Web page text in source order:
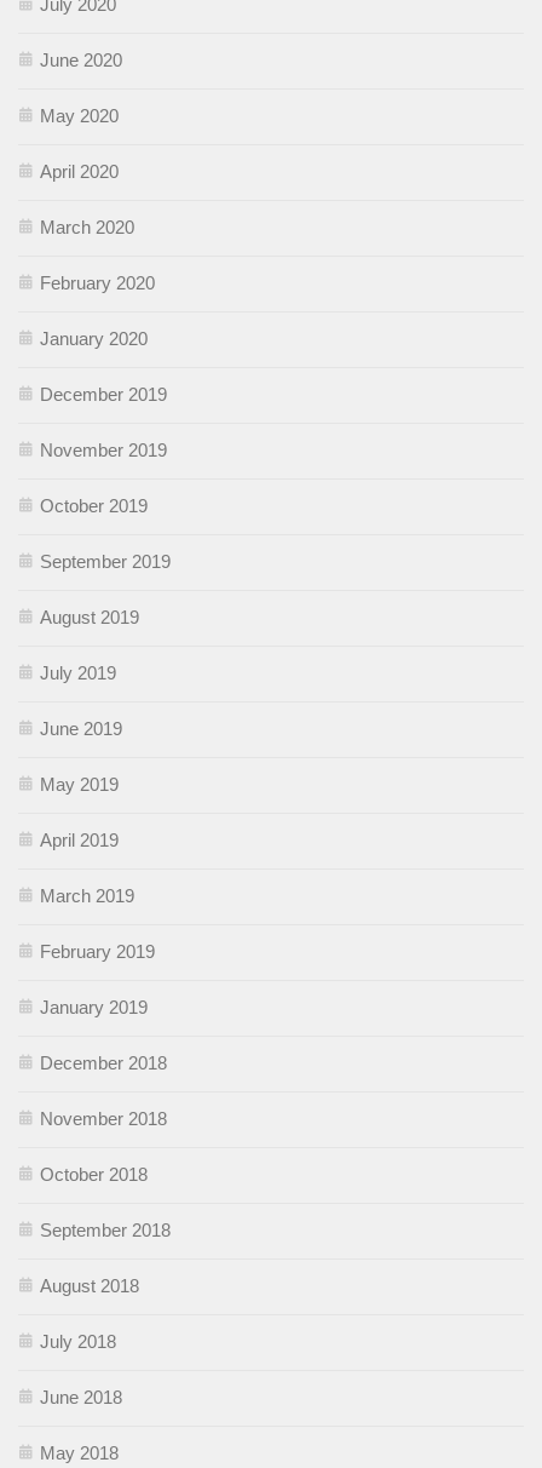
June 2020
May 2020
April 2020
March 2020
February 2020
January 2020
December 2019
November 2019
October 2019
September 2019
August 2019
July 2019
June 2019
May 2019
April 2019
March 2019
February 2019
January 2019
December 2018
November 2018
October 2018
September 2018
August 2018
July 2018
June 2018
May 2018